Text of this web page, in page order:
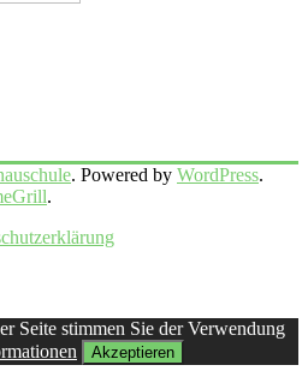
. Powered by WordPress.
.
Seite stimmen Sie der Verwendung
Akzeptieren